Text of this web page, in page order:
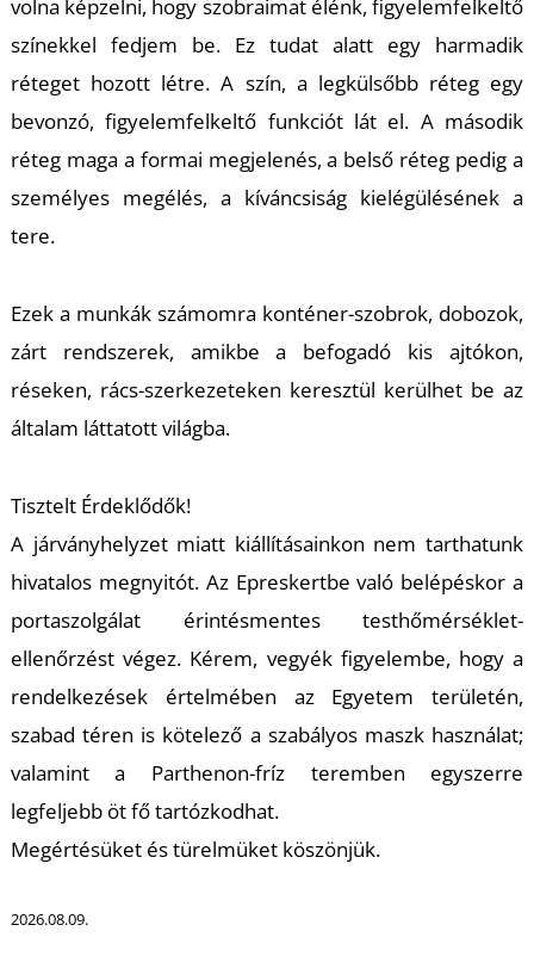
volna képzelni, hogy szobraimat élénk, figyelemfelkeltő
színekkel fedjem be. Ez tudat alatt egy harmadik
réteget hozott létre. A szín, a legkülsőbb réteg egy
bevonzó, figyelemfelkeltő funkciót lát el. A második
réteg maga a formai megjelenés, a belső réteg pedig a
személyes megélés, a kíváncsiság kielégülésének a
tere.
Ezek a munkák számomra konténer-szobrok, dobozok,
zárt rendszerek, amikbe a befogadó kis ajtókon,
réseken, rács-szerkezeteken keresztül kerülhet be az
általam láttatott világba.
Tisztelt Érdeklődők!
A járványhelyzet miatt kiállításainkon nem tarthatunk
hivatalos megnyitót. Az Epreskertbe való belépéskor a
portaszolgálat érintésmentes testhőmérséklet-
ellenőrzést végez. Kérem, vegyék figyelembe, hogy a
rendelkezések értelmében az Egyetem területén,
szabad téren is kötelező a szabályos maszk használat;
valamint a Parthenon-fríz teremben egyszerre
legfeljebb öt fő tartózkodhat.
Megértésüket és türelmüket köszönjük.
2026.08.09.